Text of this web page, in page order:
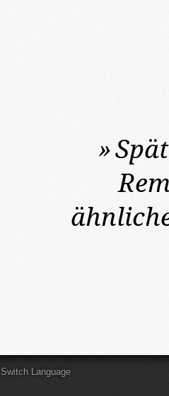
»
Switch Language